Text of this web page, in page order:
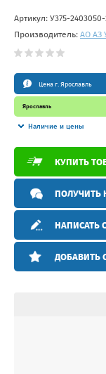
Артикул: У375-
Производитель: АО АЗ
Цена г. Ярославль
Ярославль
Наличие и цены
КУПИТЬ
ПОЛУЧИТЬ
НАПИСАТЬ
ДОБАВИТЬ